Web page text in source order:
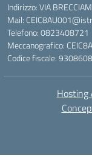
Indirizzo: VIA
Mail:
Telefono: 0823408721
Meccanografico:
Codice fiscale:
Hosting